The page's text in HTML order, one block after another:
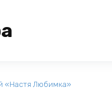
«Настя Любимка»